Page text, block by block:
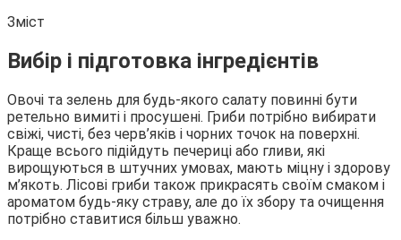
Зміст
Вибір і підготовка інгредієнтів
Овочі та зелень для будь-якого салату повинні бути
ретельно вимиті і просушені. Гриби потрібно вибирати
свіжі, чисті, без черв’яків і чорних точок на поверхні.
Краще всього підійдуть печериці або гливи, які
вирощуються в штучних умовах, мають міцну і здорову
м’якоть. Лісові гриби також прикрасять своїм смаком і
ароматом будь-яку страву, але до їх збору та очищення
потрібно ставитися більш уважно.